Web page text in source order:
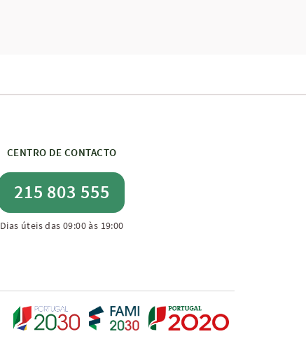
CENTRO DE CONTACTO
215 803 555
Dias úteis das 09:00 às 19:00